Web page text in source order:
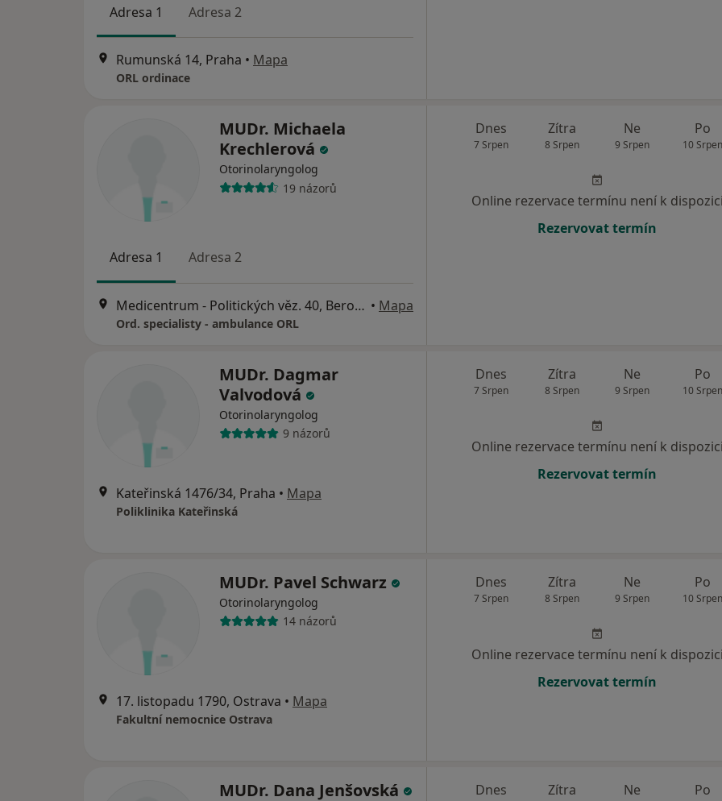
Adresa 1 Adresa 2
Rumunská 14, Praha • Mapa
ORL ordinace
MUDr. Michaela
Krechlerová
Otorinolaryngolog
19 názorů
Adresa 1 Adresa 2
Medicentrum - Politických věz. 40, Beroun • Mapa
Ord. specialisty - ambulance ORL
Dnes
7 Srpen
Zítra
8 Srpen
Ne
9 Srpen
Po
10 Srpen
Online rezervace termínu není k dispozici
Rezervovat termín
MUDr. Dagmar
Valvodová
Otorinolaryngolog
9 názorů
Kateřinská 1476/34, Praha • Mapa
Poliklinika Kateřinská
Dnes
7 Srpen
Zítra
8 Srpen
Ne
9 Srpen
Po
10 Srpen
Online rezervace termínu není k dispozici
Rezervovat termín
MUDr. Pavel Schwarz
Otorinolaryngolog
14 názorů
17. listopadu 1790, Ostrava • Mapa
Fakultní nemocnice Ostrava
Dnes
7 Srpen
Zítra
8 Srpen
Ne
9 Srpen
Po
10 Srpen
Online rezervace termínu není k dispozici
Rezervovat termín
MUDr. Dana Jenšovská Dnes Zítra Ne Po